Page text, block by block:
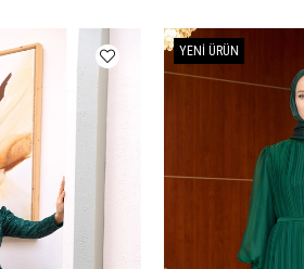
YENI ÜRÜN